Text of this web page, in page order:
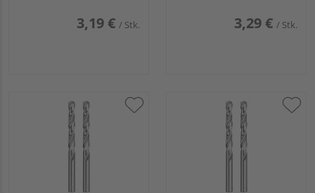
3,19 € / Stk. 3,29 € / Stk.